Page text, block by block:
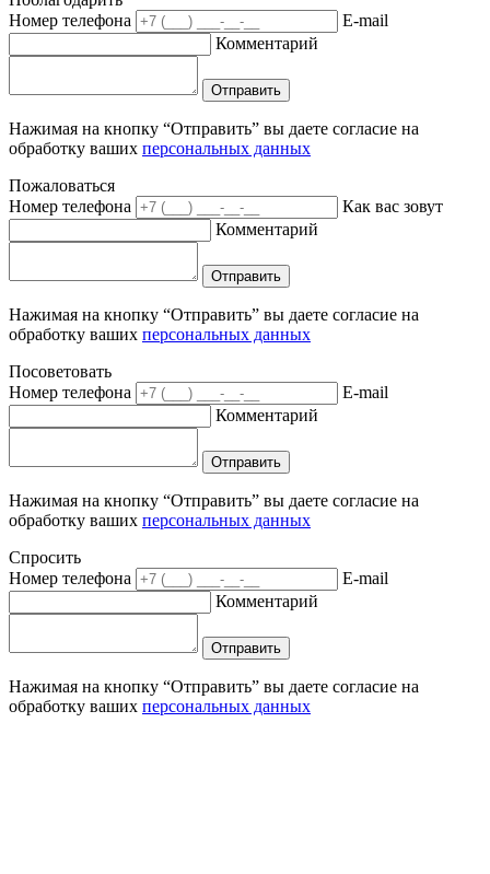
Номер телефона
E-mail
Комментарий
Отправить
Нажимая на кнопку “Отправить” вы даете согласие на
обработку ваших персональных данных
Пожаловаться
Номер телефона
Как вас зовут
Комментарий
Отправить
Нажимая на кнопку “Отправить” вы даете согласие на
обработку ваших персональных данных
Посоветовать
Номер телефона
E-mail
Комментарий
Отправить
Нажимая на кнопку “Отправить” вы даете согласие на
обработку ваших персональных данных
Спросить
Номер телефона
E-mail
Комментарий
Отправить
Нажимая на кнопку “Отправить” вы даете согласие на
обработку ваших персональных данных